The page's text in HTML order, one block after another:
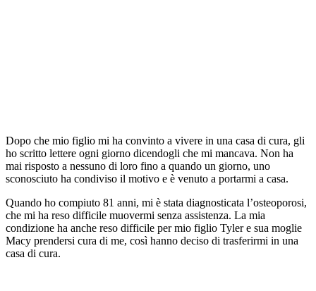
Dopo che mio figlio mi ha convinto a vivere in una casa di cura, gli
ho scritto lettere ogni giorno dicendogli che mi mancava. Non ha
mai risposto a nessuno di loro fino a quando un giorno, uno
sconosciuto ha condiviso il motivo e è venuto a portarmi a casa.
Quando ho compiuto 81 anni, mi è stata diagnosticata l’osteoporosi,
che mi ha reso difficile muovermi senza assistenza. La mia
condizione ha anche reso difficile per mio figlio Tyler e sua moglie
Macy prendersi cura di me, così hanno deciso di trasferirmi in una
casa di cura.